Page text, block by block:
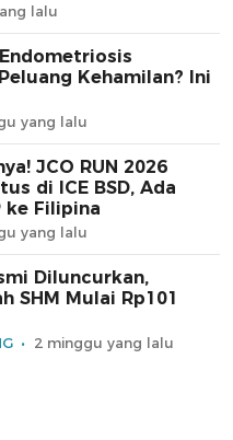
lalu
Kehamilan? Ini
yang lalu
JCO RUN 2026
di ICE BSD, Ada
ke Filipina
yang lalu
Diluncurkan,
SHM Mulai Rp101
2 minggu yang lalu